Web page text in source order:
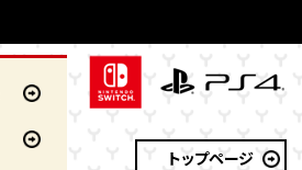
トップページ